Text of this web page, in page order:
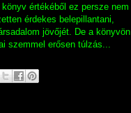
értékéből ez persze nem
érdekes belepillantani,
jövőjét. De a könyvön
szemmel erősen túlzás...